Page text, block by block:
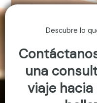
Descubre lo
una
viaje